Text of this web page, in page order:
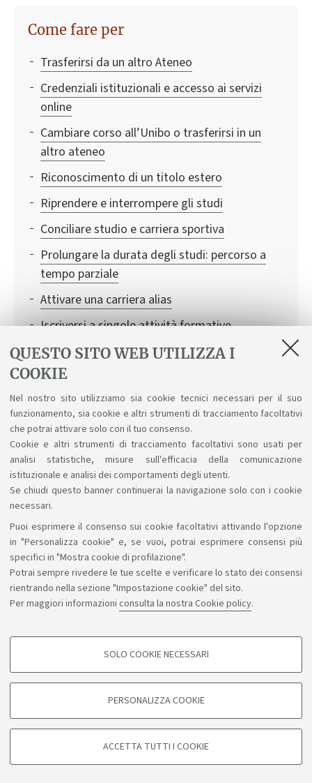
QUESTO SITO WEB UTILIZZA I
COOKIE
Nel nostro sito utilizziamo sia cookie tecnici necessari per il suo
funzionamento, sia cookie e altri strumenti di tracciamento facoltativi
che potrai attivare solo con il tuo consenso.
Cookie e altri strumenti di tracciamento facoltativi sono usati per
analisi statistiche, misure sull'efficacia della comunicazione
istituzionale e analisi dei comportamenti degli utenti.
Se chiudi questo banner continuerai la navigazione solo con i cookie
necessari.
Puoi esprimere il consenso sui cookie facoltativi attivando l'opzione
in "Personalizza cookie" e, se vuoi, potrai esprimere consensi più
specifici in "Mostra cookie di profilazione".
Potrai sempre rivedere le tue scelte e verificare lo stato dei consensi
rientrando nella sezione "Impostazione cookie" del sito.
Per maggiori informazioni consulta la nostra Cookie policy.
COOKIE DI PROFILAZIONE - FACOLTATIVI
degli utenti, creare profili in base al loro comportamento sul sito, per analisi
di marketing.
Google/Youtube Video
SOLO COOKIE NECESSARI
PERSONALIZZA COOKIE
ACCETTA TUTTI I COOKIE
Come fare per
Trasferirsi da un altro Ateneo
Credenziali istituzionali e accesso ai servizi
online
Cambiare corso all’Unibo o trasferirsi in un
altro ateneo
Riconoscimento di un titolo estero
Riprendere e interrompere gli studi
Conciliare studio e carriera sportiva
Prolungare la durata degli studi: percorso a
tempo parziale
Attivare una carriera alias
Iscriversi a singole attività formative
Modifica della sezione formativa
Conciliare studio e lavoro
AlmaMathematica
Riconoscimento crediti
Sosteniamo il diritto alla conoscenza
Seguici su:
Bologna - Via Zamboni, 33 - 40126 Bologna - PI: 01131710376 -
CF: 80007010376
Note legali Informazioni sul sito e accessibilità
Impostazioni cookie